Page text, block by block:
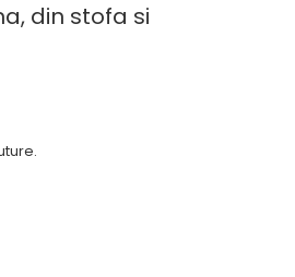
din stofa si